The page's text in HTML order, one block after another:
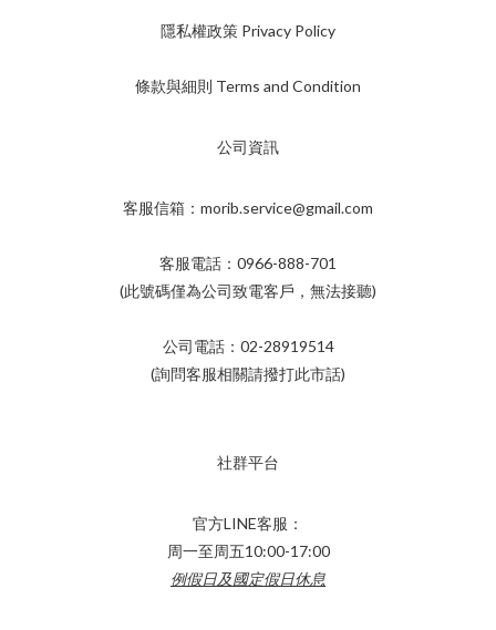
隱私權政策 Privacy Policy
條款與細則 Terms and Condition
公司資訊
客服信箱：morib.service@gmail.com
客服電話：0966-888-701
(此號碼僅為公司致電客戶，無法接聽)
公司電話：02-28919514
(詢問客服相關請撥打此市話)
社群平台
官方LINE客服：
周一至周五10:00-17:00
例假日及國定假日休息